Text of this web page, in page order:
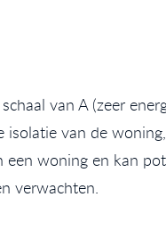
van A (zeer
van de
woning en kan
verwachten.